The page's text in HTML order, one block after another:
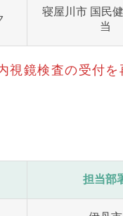
寝屋川市 国民
当
鏡検査の受付を
担当部